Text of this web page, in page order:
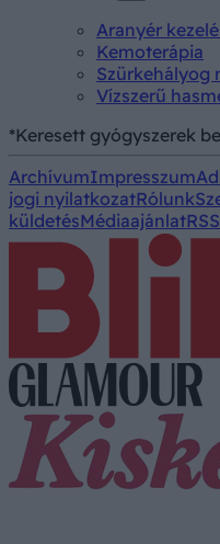
Aranyér
Kemoterápia
Szürkehályog
Vízszerű
*Keresett gyógyszerek
ArchívumImpresszum
jogi nyilatkozatRólunk
küldetésMédiaajánlatRSS